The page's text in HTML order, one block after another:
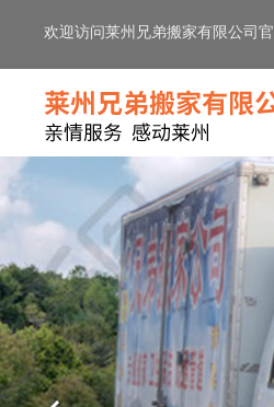
欢迎访问莱州兄弟搬家有限公司官